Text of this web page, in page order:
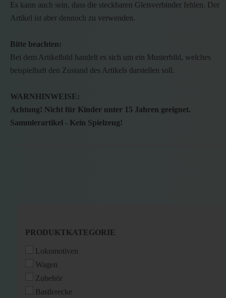
Es kann auch sein, dass die steckbaren Gleisverbinder fehlen. Der
Artikel ist aber dennoch zu verwenden.
Bitte beachten:
Bei dem Artikelbild handelt es sich um ein Musterbild, welches
beispielhaft den Zustand des Artikels darstellen soll.
WARNHINWEISE:
Achtung! Nicht für Kinder unter 15 Jahren geeignet.
Sammlerartikel - Kein Spielzeug!
PRODUKTKATEGORIE
PRODUKTKATEGORIE
Lokomotiven
Wagen
Zubehör
Bastlerecke